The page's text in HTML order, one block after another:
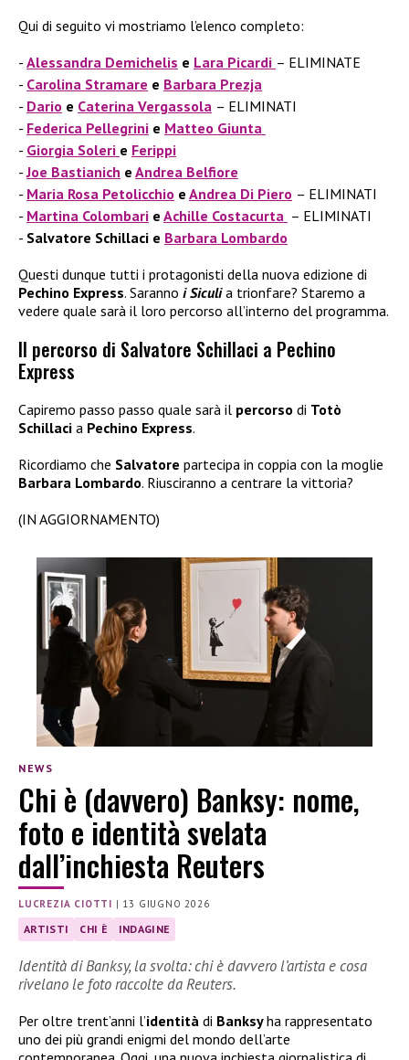
Qui di seguito vi mostriamo l’elenco completo:
Alessandra Demichelis e Lara Picardi – ELIMINATE
Carolina Stramare e Barbara Prezja
Dario e Caterina Vergassola – ELIMINATI
Federica Pellegrini e Matteo Giunta
Giorgia Soleri e Ferippi
Joe Bastianich e Andrea Belfiore
Maria Rosa Petolicchio e Andrea Di Piero – ELIMINATI
Martina Colombari e Achille Costacurta – ELIMINATI
Salvatore Schillaci e Barbara Lombardo
Questi dunque tutti i protagonisti della nuova edizione di
Pechino Express. Saranno i Siculia trionfare? Staremo a
vedere quale sarà il loro percorso all’interno del programma.
Il percorso di Salvatore Schillaci a Pechino
Express
Capiremo passo passo quale sarà il percorso di Totò
Schillaci a Pechino Express.
Ricordiamo che Salvatore partecipa in coppia con la moglie
Barbara Lombardo. Riusciranno a centrare la vittoria?
(IN AGGIORNAMENTO)
NEWS
Chi è (davvero) Banksy: nome,
foto e identità svelata
dall’inchiesta Reuters
LUCREZIA CIOTTI | 13 GIUGNO 2026
ARTISTI CHI È INDAGINE
Identità di Banksy, la svolta: chi è davvero l’artista e cosa
rivelano le foto raccolte da Reuters.
Per oltre trent’anni l’identità di Banksyha rappresentato
uno dei più grandi enigmi del mondo dell’arte